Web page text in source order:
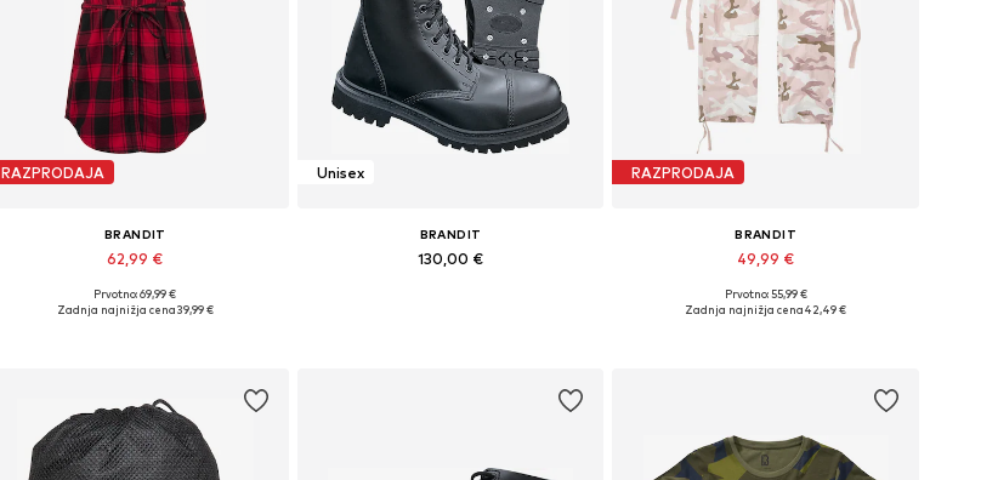
RAZPRODAJA
BRANDIT
62,99 €
Razpoložljive velikosti: XS, M
Prvotno: 69,99 €
Zadnja najnižja cena39,99 €
Unisex
BRANDIT
130,00 €
RAZPRODAJA
BRANDIT
49,99 €
Razpoložljive velikosti: 50-52
Prvotno: 55,99 €
Zadnja najnižja cena42,49 €